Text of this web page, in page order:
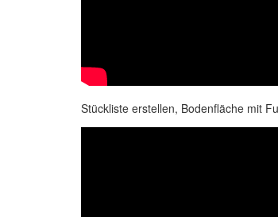
Stückliste erstellen, Bodenfläche mit